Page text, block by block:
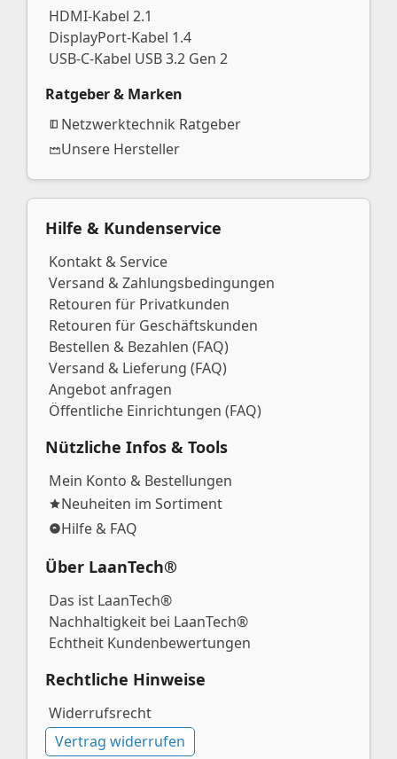
HDMI-Kabel 2.1
DisplayPort-Kabel 1.4
USB-C-Kabel USB 3.2 Gen 2
Ratgeber & Marken
Netzwerktechnik Ratgeber
Unsere Hersteller
Hilfe & Kundenservice
Kontakt & Service
Versand & Zahlungsbedingungen
Retouren für Privatkunden
Retouren für Geschäftskunden
Bestellen & Bezahlen (FAQ)
Versand & Lieferung (FAQ)
Angebot anfragen
Öffentliche Einrichtungen (FAQ)
Nützliche Infos & Tools
Mein Konto & Bestellungen
Neuheiten im Sortiment
Hilfe & FAQ
Über LaanTech®
Das ist LaanTech®
Nachhaltigkeit bei LaanTech®
Echtheit Kundenbewertungen
Rechtliche Hinweise
Widerrufsrecht
Vertrag widerrufen